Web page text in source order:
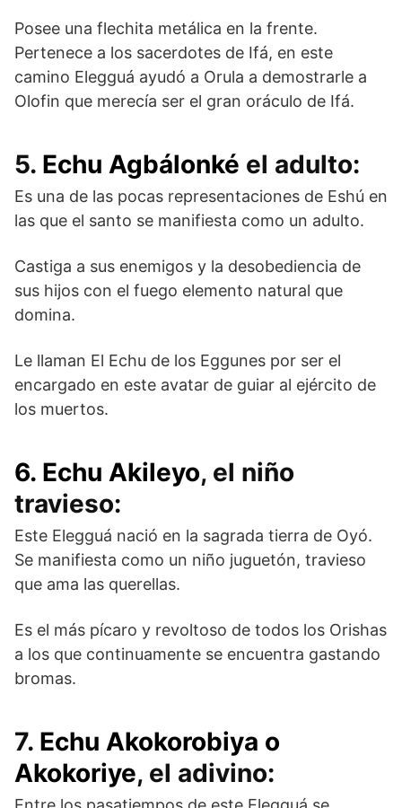
Posee una flechita metálica en la frente.
Pertenece a los sacerdotes de Ifá, en este
camino Elegguá ayudó a Orula a demostrarle a
Olofin que merecía ser el gran oráculo de Ifá.
5. Echu Agbálonké el adulto:
Es una de las pocas representaciones de Eshú en
las que el santo se manifiesta como un adulto.
Castiga a sus enemigos y la desobediencia de
sus hijos con el fuego elemento natural que
domina.
Le llaman El Echu de los Eggunes por ser el
encargado en este avatar de guiar al ejército de
los muertos.
6. Echu Akileyo, el niño
travieso:
Este Elegguá nació en la sagrada tierra de Oyó.
Se manifiesta como un niño juguetón, travieso
que ama las querellas.
Es el más pícaro y revoltoso de todos los Orishas
a los que continuamente se encuentra gastando
bromas.
7. Echu Akokorobiya o
Akokoriye, el adivino: